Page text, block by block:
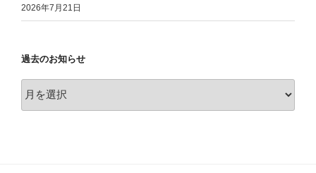
2026年7月21日
過去のお知らせ
去